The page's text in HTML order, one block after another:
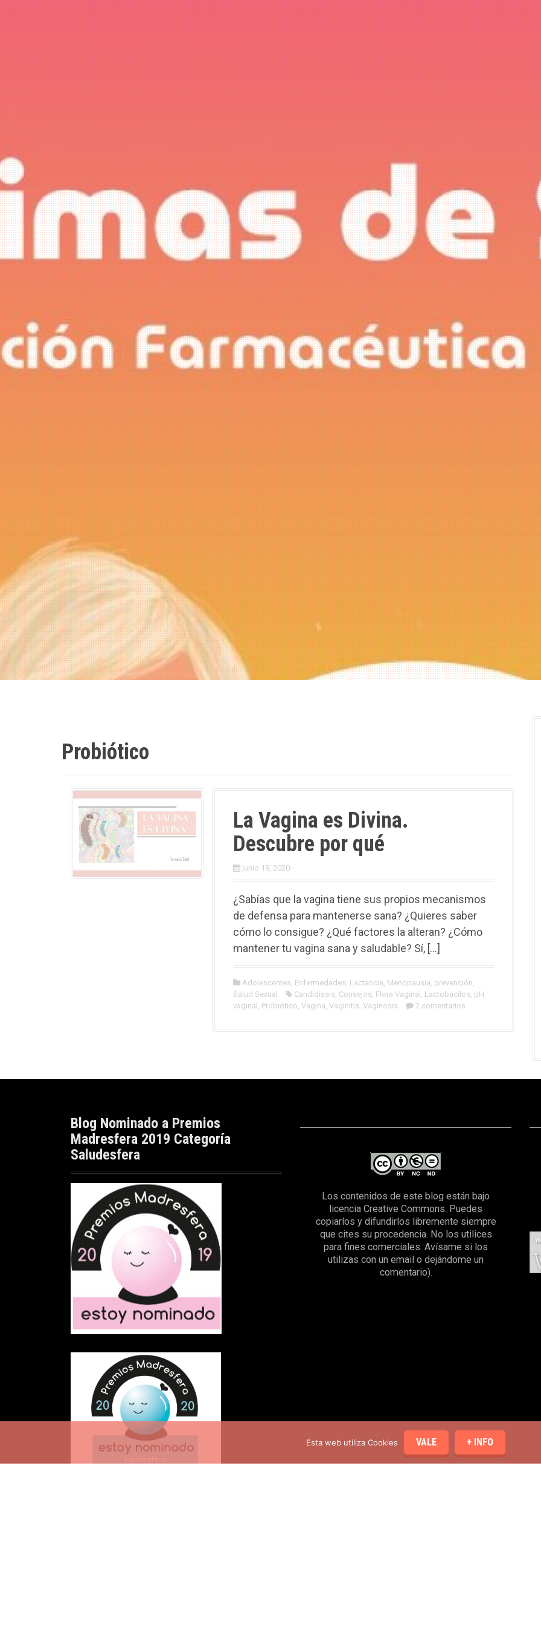
Probiótico
La Vagina es Divina.
Descubre por qué
junio 19, 2020
¿Sabías que la vagina tiene sus propios mecanismos
de defensa para mantenerse sana? ¿Quieres saber
cómo lo consigue? ¿Qué factores la alteran? ¿Cómo
mantener tu vagina sana y saludable? Sí, […]
Adolescentes, Enfermedades, Lactancia, Menopausia, prevención,
Salud Sexual
Candidiasis, Consejos, Flora Vaginal , Lactobacilos, pH
vaginal , Probiótico, Vagina, Vaginitis, Vaginosis 2 comentarios
Blog Nominado a Premios
Madresfera 2019 Categoría
Saludesfera
Los contenidos de este blog están bajo
licencia Creative Commons. Puedes
copiarlos y difundirlos libremente siempre
que cites su procedencia. No los utilices
para fines comerciales. Avísame si los
utilizas con un email o dejándome un
comentario).
Esta web utiliza Cookies VALE + INFO